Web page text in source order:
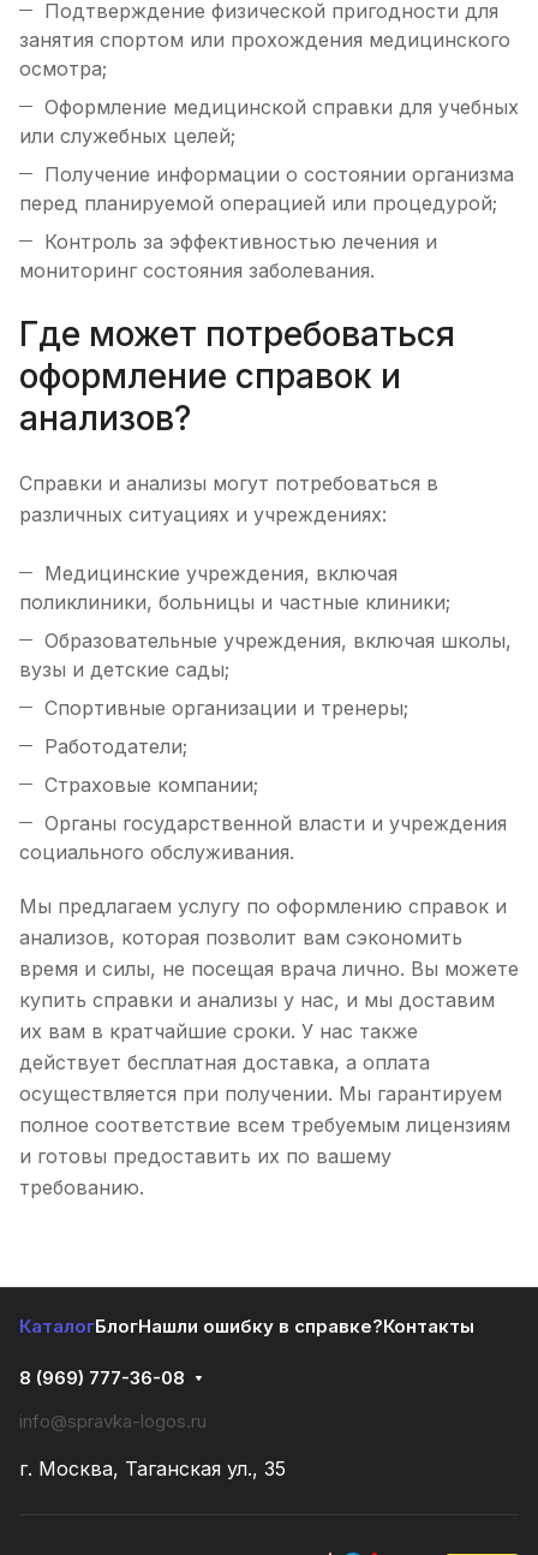
Подтверждение физической пригодности для
занятия спортом или прохождения медицинского
осмотра;
Оформление медицинской справки для учебных
или служебных целей;
Получение информации о состоянии организма
перед планируемой операцией или процедурой;
Контроль за эффективностью лечения и
мониторинг состояния заболевания.
Где может потребоваться
оформление справок и
анализов?
Справки и анализы могут потребоваться в
различных ситуациях и учреждениях:
Медицинские учреждения, включая
поликлиники, больницы и частные клиники;
Образовательные учреждения, включая школы,
вузы и детские сады;
Спортивные организации и тренеры;
Работодатели;
Страховые компании;
Органы государственной власти и учреждения
социального обслуживания.
Мы предлагаем услугу по оформлению справок и
анализов, которая позволит вам сэкономить
время и силы, не посещая врача лично. Вы можете
купить справки и анализы у нас, и мы доставим
их вам в кратчайшие сроки. У нас также
действует бесплатная доставка, а оплата
осуществляется при получении. Мы гарантируем
полное соответствие всем требуемым лицензиям
и готовы предоставить их по вашему
требованию.
КаталогБлогНашли ошибку в справке?Контакты
8 (969) 777-36-08
info@spravka-logos.ru
г. Москва, Таганская ул., 35